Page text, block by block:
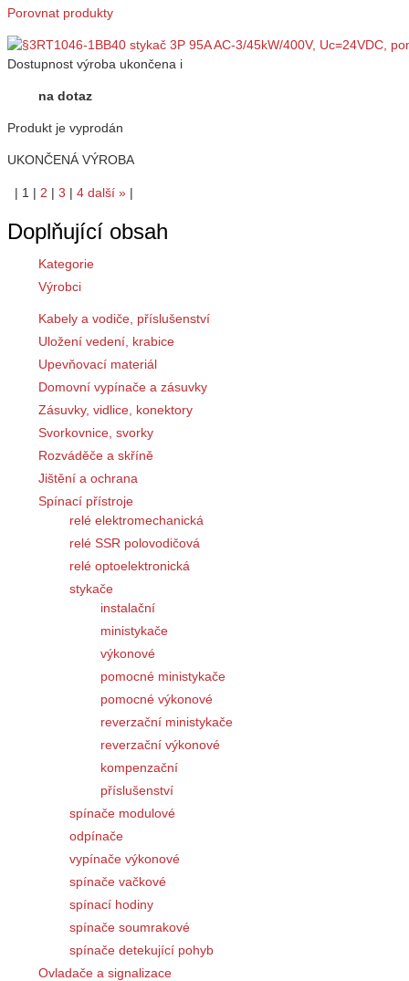
Porovnat produkty
Dostupnost výroba ukončena i
na dotaz
Produkt je vyprodán
UKONČENÁ VÝROBA
| 1 | 2 | 3 | 4 další » |
Doplňující obsah
Kategorie
Výrobci
Kabely a vodiče, příslušenství
Uložení vedení, krabice
Upevňovací materiál
Domovní vypínače a zásuvky
Zásuvky, vidlice, konektory
Svorkovnice, svorky
Rozváděče a skříně
Jištění a ochrana
Spínací přístroje
relé elektromechanická
relé SSR polovodičová
relé optoelektronická
stykače
instalační
ministykače
výkonové
pomocné ministykače
pomocné výkonové
reverzační ministykače
reverzační výkonové
kompenzační
příslušenství
spínače modulové
odpínače
vypínače výkonové
spínače vačkové
spínací hodiny
spínače soumrakové
spínače detekující pohyb
Ovladače a signalizace